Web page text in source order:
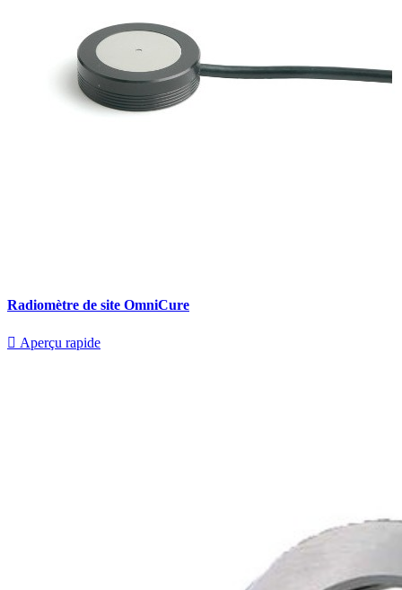
Radiomètre de site OmniCure
 Aperçu rapide